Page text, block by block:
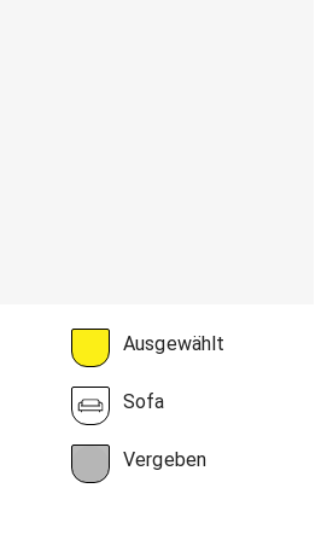
Ausgewählt
Sofa
Vergeben